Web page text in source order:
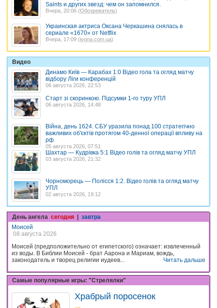
Saints и других звезд: чем он запомнился.
Вчера, 20:06 (Обозреватель)
Украинская актриса Оксана Черкашина снялась в
сериале «1670» от Netflix
Вчера, 17:09 (ivona.com.ua)
Видео
Динамо Київ — Карабах 1:0 Відео гола та огляд матчу
відбору Ліги конференцій
06 августа 2026, 22:53
Старт зі скоринкою. Підсумки 1-го туру УПЛ
06 августа 2026, 14:48
Війна, день 1624. СБУ уразила понад 100 стратегічно
важливих об'єктів протягом 40-денної операції впливу на
рф
05 августа 2026, 07:51
Шахтар — Кудрівка 5:1 Відео голів та огляд матчу УПЛ
03 августа 2026, 21:32
Чорноморець — Полісся 1:2. Відео голів та огляд матчу
УПЛ
02 августа 2026, 19:12
День ангела сегодня
завтра
Моисей
08 августа 2026
Моисей (предположительно от египетского) означает: извлеченный
из воды. В Библии Моисей - брат Аарона и Мариам, вождь,
законодатель и творец религии иудеев...
Читать дальше
Самые популярные игры: "Стрелялки"
Храбрый поросенок